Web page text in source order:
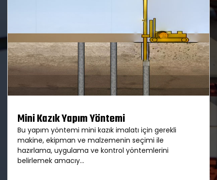
Mini Kazık Yapım Yöntemi
Bu yapım yöntemi mini kazık imalatı için gerekli
makine, ekipman ve malzemenin seçimi ile
hazırlama, uygulama ve kontrol yöntemlerini
belirlemek amacıy...